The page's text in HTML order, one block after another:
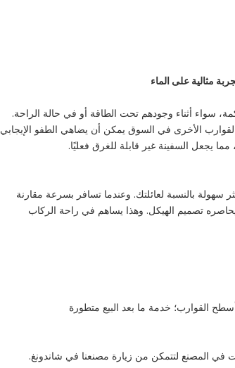
مثالية على الماء
سواء أثناء وجودهم تحت الطاقة أو في حالة الراحة.
الأخرى في السوق يمكن أن يضاهي الطفو الإيجابي
بالنسبة لعائلتك. وعندما تسافر بسرعة مقارنة
تصميم الهيكل. وهذا يساهم في راحة الركاب
القوارب؛ خدمة ما بعد البيع متطورة
في المصنع لتتمكن من زيارة مصنعنا في شاندونغ.